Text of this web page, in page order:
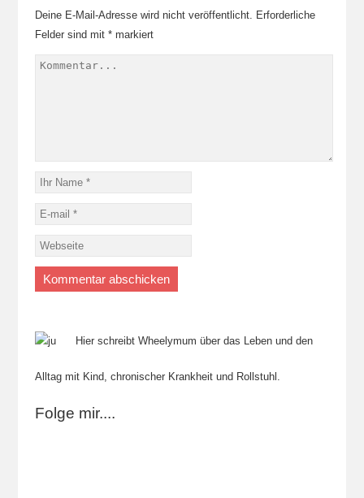
Deine E-Mail-Adresse wird nicht veröffentlicht. Erforderliche
Felder sind mit *markiert
Hier schreibt Wheelymum über das Leben und den
Alltag mit Kind, chronischer Krankheit und Rollstuhl.
Folge mir....